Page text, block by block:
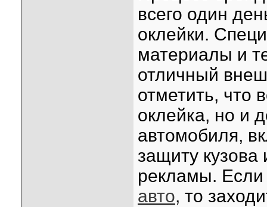
всего один
оклейки.
материалы и
отличный
отметить, что
оклейка, но и
автомобиля,
защиту кузова
рекламы. Если
авто, то